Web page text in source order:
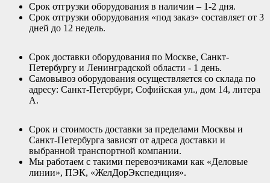
Срок отгрузки оборудования в наличии – 1-2 дня.
Срок отгрузки оборудования «под заказ» составляет от 3
дней до 12 недель.
Срок доставки оборудования по Москве, Санкт-
Петербургу и Ленинградской области - 1 день.
Самовывоз оборудования осуществляется со склада по
адресу: Санкт-Петербург, Софийская ул., дом 14, литера
А.
Срок и стоимость доставки за пределами Москвы и
Санкт-Петербурга зависят от адреса доставки и
выбранной транспортной компании.
Мы работаем с такими перевозчиками как «Деловые
линии», ПЭК, «ЖелДорЭкспедиция».